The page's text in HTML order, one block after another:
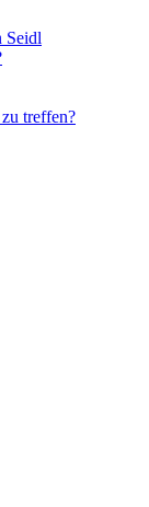
Seidl
treffen?